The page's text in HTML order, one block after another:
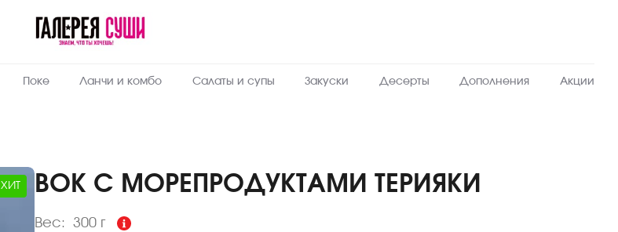
Поке Ланчи и комбо Салаты и супы Закуски Десерты Дополнения Акции
ХИТ ВОК С МОРЕПРОДУКТАМИ ТЕРИЯКИ
Вес: 300 г
Пищевая
300
Вес, г
245.7 Ккал